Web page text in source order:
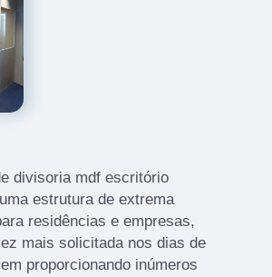
divisoria mdf escritório
estrutura de extrema
residências e empresas,
mais solicitada nos dias de
proporcionando inúmeros